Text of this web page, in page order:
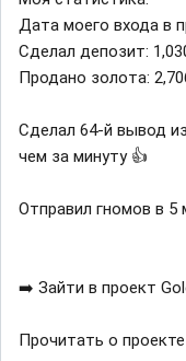
Дата моего входа в
Сделал депозит:
Продано золота:
Сделал 64-й вывод
чем за минуту 👍
Отправил гномов в 5
➡️ Зайти в проект
Прочитать о